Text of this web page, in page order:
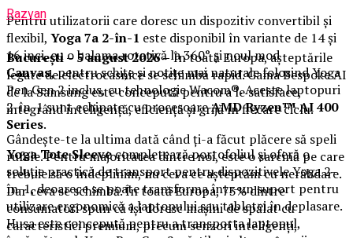
Pentru utilizatorii care doresc un dispozitiv convertibil și
flexibil, Yoga 7a 2-în-1 este disponibil în variante de 14 și
16 inci, cu o balama rotativă la 360° și noul mod
Canvas,pentru schițe și notițe mai naturale folosind Yoga
Pen Gen 2 inclus, cu tehnologie Wacom®. Aceste laptopuri
2-în-1 sunt echipate cu procesoareAMD Ryzen™ AI 400
Series.
Yoga Tote Sleevecompletează portofoliul și oferă o
soluție practică de transport pentru dispozitivele Yoga 2-
în-1, deoarece se poate transforma într-un suport pentru
utilizare ergonomică a laptopului sau tabletei în deplasare.
Husa este concepută pentru a transporta laptopul,
Razvan
București – 5 august 2026 –În toată Europa, așteptările
legate de electrocasnice se schimbă rapid. Gama Bespoke AI
de la Samsung este concepută pentru a le satisface,
integrând inteligență, eficiență și grijă în fiecare ciclu.
Gândește-te la ultima dată când ți-a făcut plăcere să speli
rufele. Pentru majoritatea dintre noi, este o sarcină pe care
trebuie să o îndeplinim, nu ceva ce așteptăm cu nerăbdare.
Dar ceva se schimbă. În toată Europa, 73% dintre
consumatori spun că își doresc mașini de spălat cu
caracteristici premium, precum senzori inteligenți,